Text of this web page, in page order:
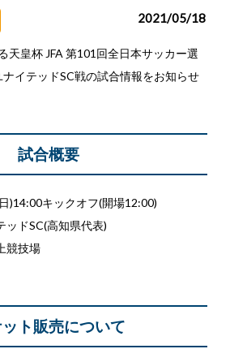
2021/05/18
天皇杯 JFA 第101回全日本サッカー選
イテッドSC戦の試合情報をお知らせ
試合概要
)14:00キックオフ(開場12:00)
ッドSC(高知県代表)
競技場
ト販売について